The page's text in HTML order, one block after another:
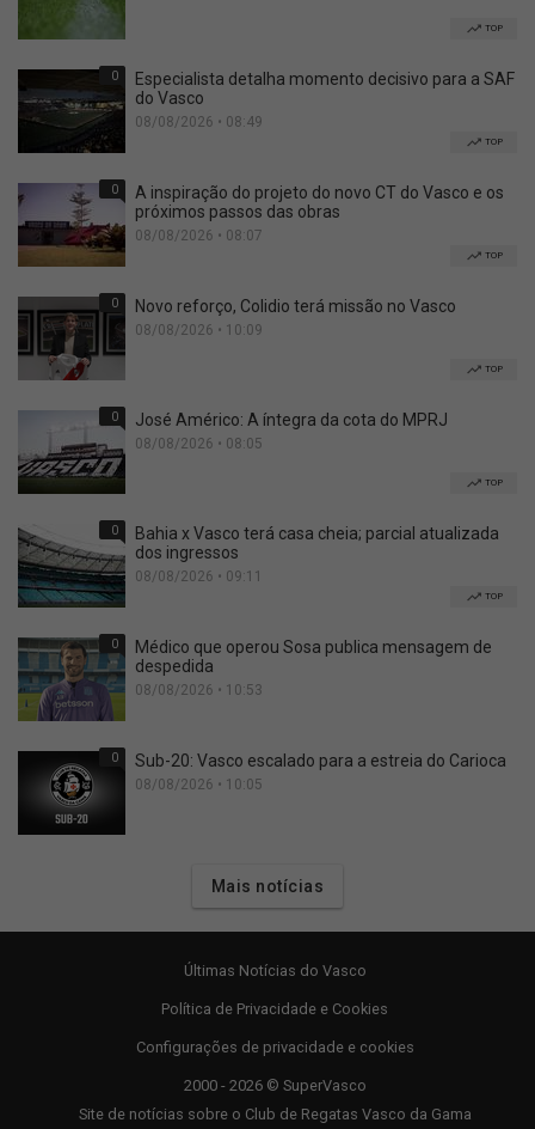
TOP
0
Especialista detalha momento decisivo para a SAF
do Vasco
08/08/2026 • 08:49
TOP
0
A inspiração do projeto do novo CT do Vasco e os
próximos passos das obras
08/08/2026 • 08:07
TOP
0 Novo reforço, Colidio terá missão no Vasco
08/08/2026 • 10:09
TOP
0 José Américo: A íntegra da cota do MPRJ
08/08/2026 • 08:05
TOP
0
Bahia x Vasco terá casa cheia; parcial atualizada
dos ingressos
08/08/2026 • 09:11
TOP
0
Médico que operou Sosa publica mensagem de
despedida
08/08/2026 • 10:53
0 Sub-20: Vasco escalado para a estreia do Carioca
08/08/2026 • 10:05
Mais notícias
Últimas Notícias do Vasco
Política de Privacidade e Cookies
Configurações de privacidade e cookies
2000 - 2026 © SuperVasco
Site de notícias sobre o Club de Regatas Vasco da Gama